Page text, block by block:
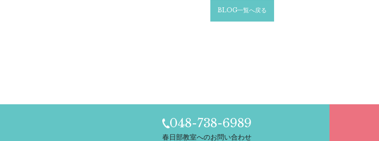
BLOG一覧へ戻る
048-738-6989
春日部教室へのお問い合わせ